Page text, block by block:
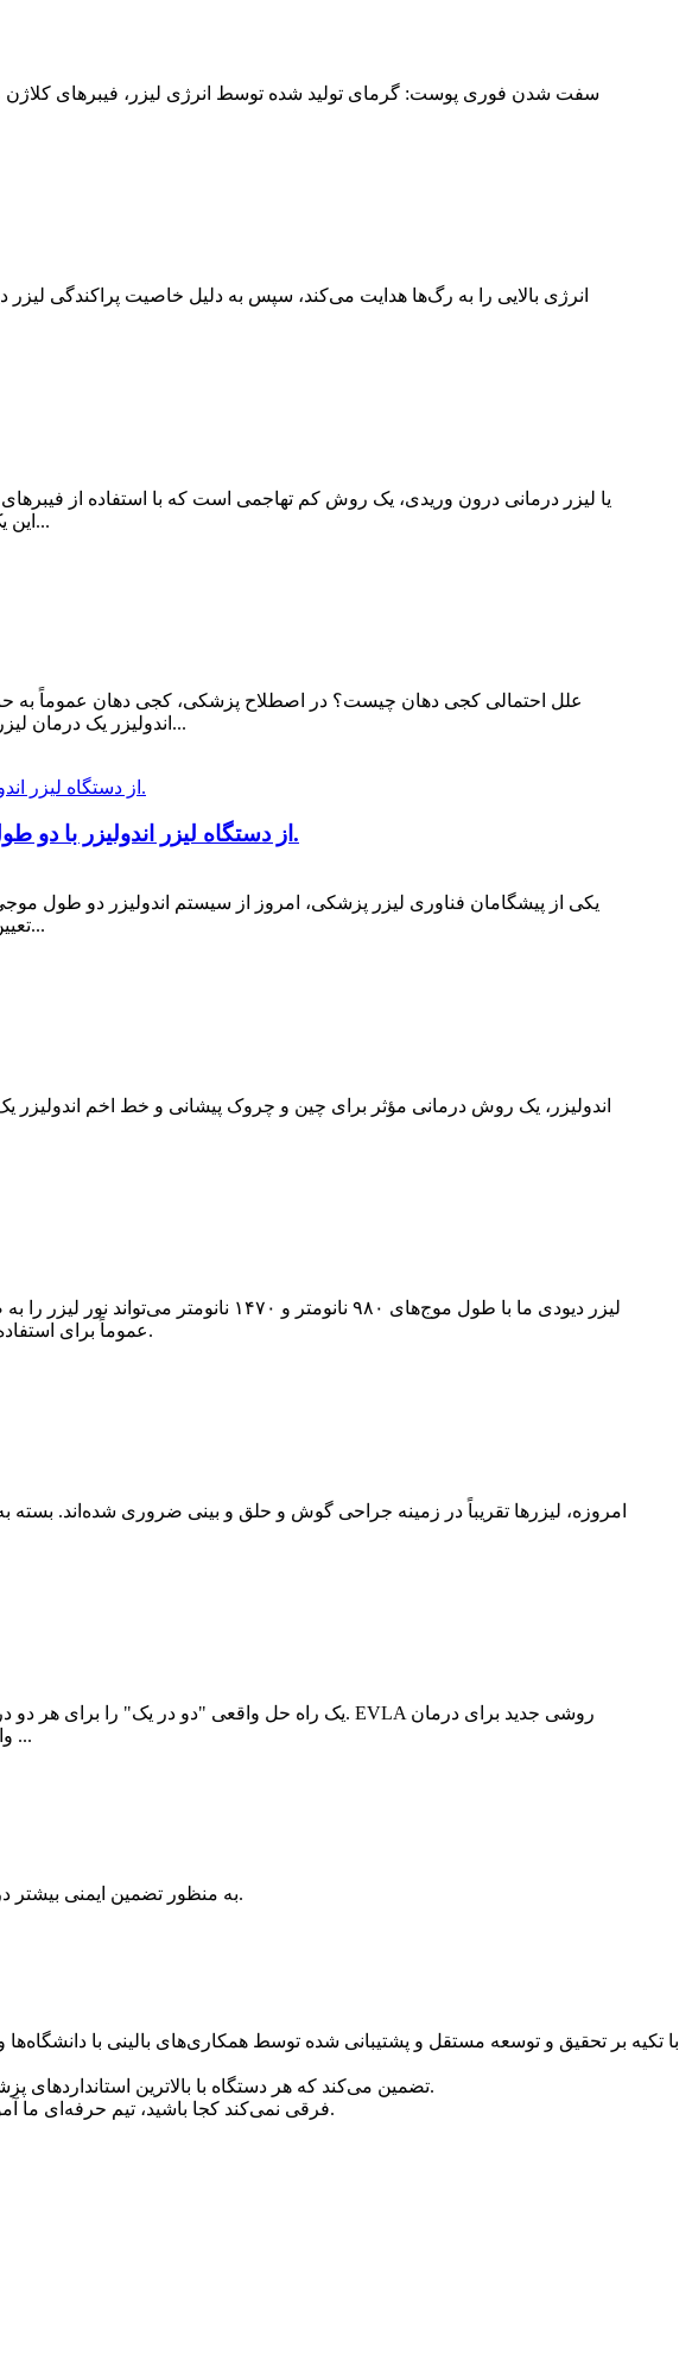
این یک عمل سرپایی است که تحت بی‌حسی موضعی انجام می‌شود و تنها به یک برش کوچک در پوست نیاز دارد...
علل احتمالی کجی دهان چیست؟ در اصطلاح پزشکی، کجی دهان عموماً به
اندولیزر یک درمان لیزر لایه عمیق است و گرما و عمق کاربرد آن می‌تواند در صورت آسیب، به طور بالقوه بر اعصاب تأثیر بگذارد...
شرکت TRIANGEL از دستگاه لیزر اندولیزر با دو طول موج ۹۸۰+۱۴۷۰ نانومتر برای درمان پیشرفته واریس رونمایی کرد.
تعیین می‌کند. این پلتفرم پیشرفته، امواج لیزر 980 نانومتر و 1470 نانومتر را به صورت هم‌افزایی ترکیب می‌کند...
اندولیزر، یک روش درمانی مؤثر برای چین و چروک پیشانی و خط اخم
عموماً برای استفاده در برش، برداشتن کامل بافت، تبخیر، ابلیشن، هموستاز یا انعقاد بافت نرم در گوش، بینی و ... کاربرد دارد.
واریس بدون جراحی است. به جای بستن و برداشتن رگ‌های غیرطبیعی، آنها توسط لیزر گرم می‌شوند. گرما ...
به منظور تضمین ایمنی بیشتر در عملیات درمانی و نتیجه مؤثر، دوره‌های آموزشی پراکنده‌ای توسط آکادمی حرفه‌ای و پزشک متخصص برگزار می‌شود.
با تکیه بر تحقیق و توسعه مستقل و پشتیبانی شده توسط همکاری‌های بالینی با
با سیستم تولید دارای گواهینامه ISO 13485 و محصولات مورد تایید FDA (510K)، Triangel تضمین می‌کند که هر دستگاه با بالاترین استانداردهای پزشکی بین‌المللی مطابقت دارد.
فرقی نمی‌کند کجا باشید، تیم حرفه‌ای ما آموزش‌های جامع عملی و پشتیبانی پس از فروش اختصاصی را ارائه می‌دهد و موفقیت شما را از روز اول تضمین می‌کند.